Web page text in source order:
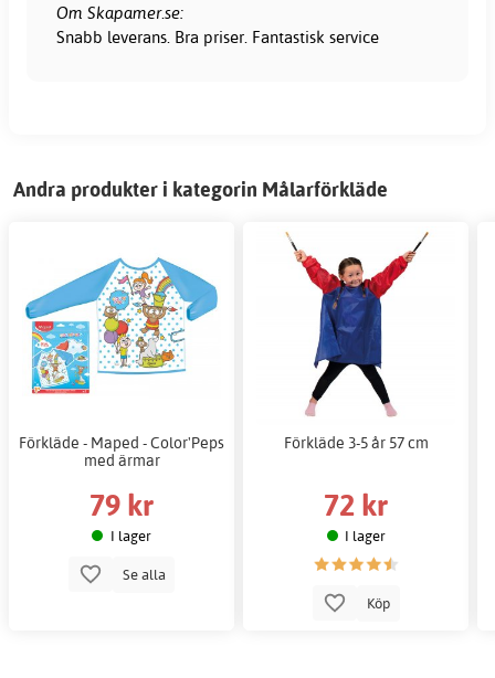
Om Skapamer.se:
Snabb leverans. Bra priser. Fantastisk service
Andra produkter i kategorin Målarförkläde
Förkläde - Maped - Color'Peps
med ärmar
79 kr
I lager
Se alla
Förkläde 3-5 år 57 cm
72 kr
I lager
Köp